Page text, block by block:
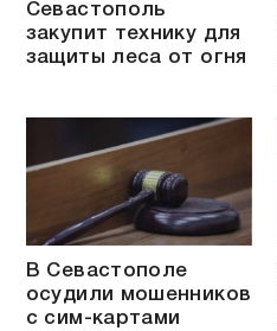
Севастополь
закупит технику для
защиты леса от огня
В Севастополе
осудили мошенников
с сим-картами